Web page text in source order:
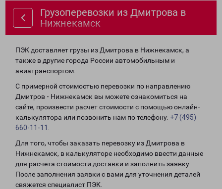
Грузоперевозки из Дмитрова в
Нижнекамск
ПЭК доставляет грузы из Дмитрова в Нижнекамск, а
также в другие города России автомобильным и
авиатранспортом.
С примерной стоимостью перевозки по направлению
Дмитров - Нижнекамск вы можете ознакомиться на
сайте, произвести расчет стоимости с помощью онлайн-
калькулятора или позвонить нам по телефону: +7 (495)
660-11-11
Для того, чтобы заказать перевозку из Дмитрова в
Нижнекамск, в калькуляторе необходимо ввести данные
для расчета стоимости доставки и заполнить заявку.
После заполнения заявки с вами для уточнения деталей
свяжется специалист ПЭК.